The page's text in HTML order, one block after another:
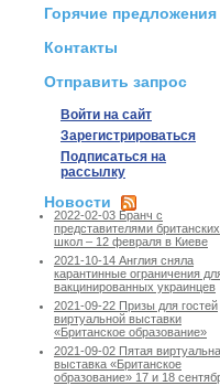
Горячие предложения
Контакты
Отправить запрос
Войти на сайт
Зарегистрироваться
Подписаться на
рассылку
Новости
2022-02-03 Бранч с
представителями британских
школ – 12 февраля в Киеве
2021-10-14 Англия сняла
карантинные ограничения
вакцинированных украинцев
2021-09-22 Призы для гостей
виртуальной выставки
«Британское образование»
2021-09-02 Пятая
выставка «Британское
образование» 17 и 18